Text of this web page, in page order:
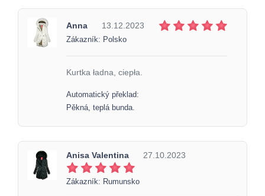
Anna 13.12.2023
Zákazník: Polsko
Kurtka ładna, ciepła.
Automatický překlad:
Pěkná, teplá bunda.
Anisa Valentina 27.10.2023
Zákazník: Rumunsko